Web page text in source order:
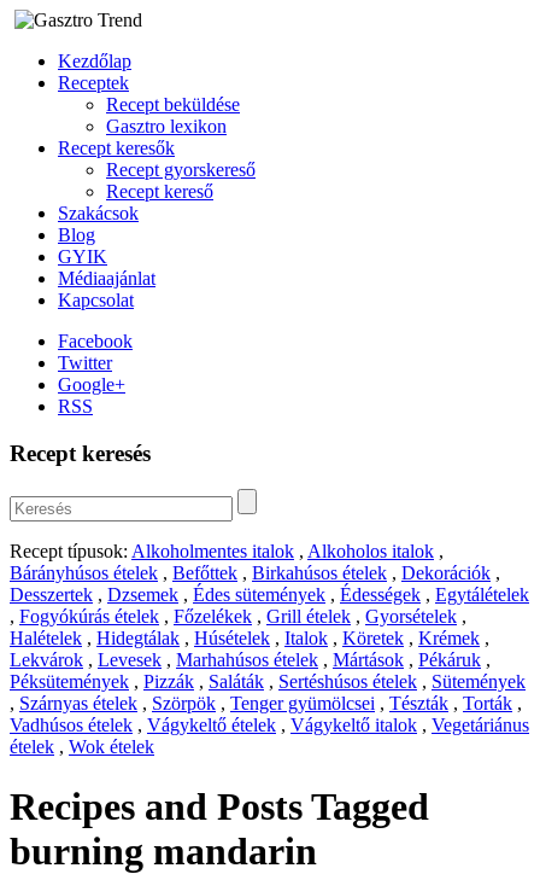
Kezdőlap
Receptek
Recept beküldése
Gasztro lexikon
Recept keresők
Recept gyorskereső
Recept kereső
Szakácsok
Blog
GYIK
Médiaajánlat
Kapcsolat
Facebook
Twitter
Google+
RSS
Recept keresés
Recept típusok: Alkoholmentes italok , Alkoholos italok ,
Bárányhúsos ételek , Befőttek , Birkahúsos ételek , Dekorációk ,
Desszertek , Dzsemek , Édes sütemények , Édességek , Egytálételek
, Fogyókúrás ételek , Főzelékek , Grill ételek , Gyorsételek ,
Halételek , Hidegtálak , Húsételek , Italok , Köretek , Krémek ,
Lekvárok , Levesek , Marhahúsos ételek , Mártások , Pékáruk ,
Péksütemények , Pizzák , Saláták , Sertéshúsos ételek , Sütemények
, Szárnyas ételek , Szörpök , Tenger gyümölcsei , Tészták , Torták ,
Vadhúsos ételek , Vágykeltő ételek , Vágykeltő italok , Vegetáriánus
ételek , Wok ételek
Recipes and Posts Tagged
burning mandarin